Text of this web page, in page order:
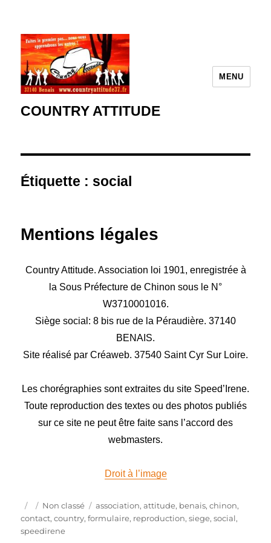
COUNTRY ATTITUDE
MENU
Étiquette : social
Mentions légales
Country Attitude. Association loi 1901, enregistrée à
la Sous Préfecture de Chinon sous le N°
W3710001016.
Siège social: 8 bis rue de la Péraudière. 37140
BENAIS.
Site réalisé par Créaweb. 37540 Saint Cyr Sur Loire.
Les chorégraphies sont extraites du site Speed’Irene.
Toute reproduction des textes ou des photos publiés
sur ce site ne peut être faite sans l’accord des
webmasters.
Droit à l’image
Publié
le
Catégories
Non classé Étiquettes
association,attitude, benais,chinon,
contact,country,formulaire, reproduction,siege,social,
speedirene